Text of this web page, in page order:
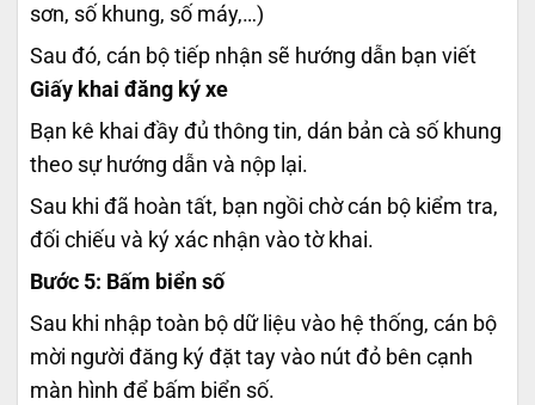
sơn, số khung, số máy,…)
Sau đó, cán bộ tiếp nhận sẽ hướng dẫn bạn viết
Giấy khai đăng ký xe
Bạn kê khai đầy đủ thông tin, dán bản cà số khung
theo sự hướng dẫn và nộp lại.
Sau khi đã hoàn tất, bạn ngồi chờ cán bộ kiểm tra,
đối chiếu và ký xác nhận vào tờ khai.
Bước 5: Bấm biển số
Sau khi nhập toàn bộ dữ liệu vào hệ thống, cán bộ
mời người đăng ký đặt tay vào nút đỏ bên cạnh
màn hình để bấm biển số.